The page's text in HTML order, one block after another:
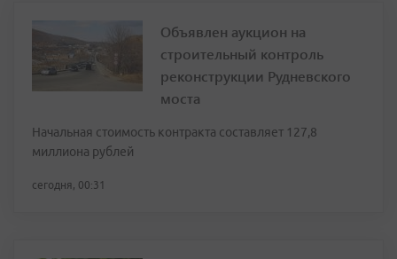
Объявлен аукцион на
строительный контроль
реконструкции Рудневского
моста
Начальная стоимость контракта составляет 127,8
миллиона рублей
сегодня, 00:31